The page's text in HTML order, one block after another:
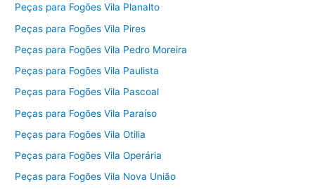
Peças para Fogões Vila Planalto
Peças para Fogões Vila Pires
Peças para Fogões Vila Pedro Moreira
Peças para Fogões Vila Paulista
Peças para Fogões Vila Pascoal
Peças para Fogões Vila Paraíso
Peças para Fogões Vila Otilia
Peças para Fogões Vila Operária
Peças para Fogões Vila Nova União